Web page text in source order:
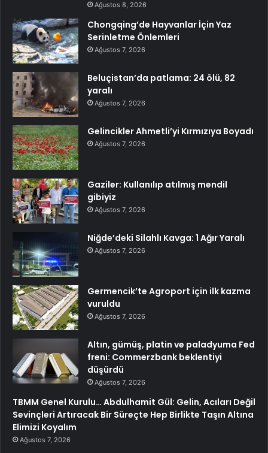
Ağustos 8, 2026
Chongqing’de Hayvanlar İçin Yaz
Serinletme Önlemleri
Ağustos 7, 2026
Beluçistan’da patlama: 24 ölü, 82
yaralı
Ağustos 7, 2026
Gelincikler Ahmetli’yi Kırmızıya Boyadı
Ağustos 7, 2026
Gaziler: Kullanılıp atılmış mendil
gibiyiz
Ağustos 7, 2026
Niğde’deki Silahlı Kavga: 1 Ağır Yaralı
Ağustos 7, 2026
Germencik’te Agroport için ilk kazma
vuruldu
Ağustos 7, 2026
Altın, gümüş, platin ve paladyuma Fed
freni: Commerzbank beklentiyi
düşürdü
Ağustos 7, 2026
TBMM Genel Kurulu… Abdulhamit Gül: Gelin, Acıları Değil
Sevinçleri Artıracak Bir Süreçte Hep Birlikte Taşın Altına
Elimizi Koyalım
Ağustos 7, 2026